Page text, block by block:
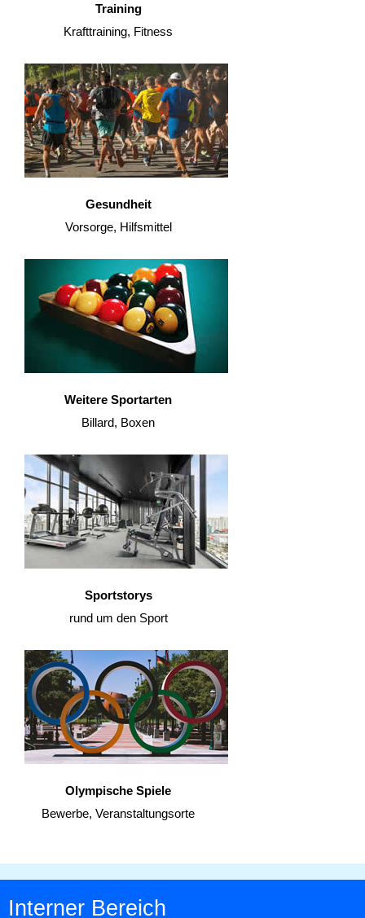
Training
Krafttraining, Fitness
Gesundheit
Vorsorge, Hilfsmittel
Weitere Sportarten
Billard, Boxen
Sportstorys
rund um den Sport
Olympische Spiele
Bewerbe, Veranstaltungsorte
Interner Bereich